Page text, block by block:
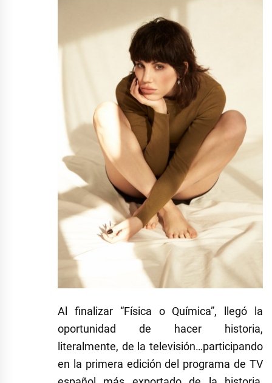
Al finalizar “Física o Química”, llegó la
oportunidad de hacer historia,
literalmente, de la televisión…participando
en la primera edición del programa de TV